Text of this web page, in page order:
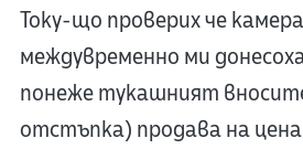
Току-що проверих че
междувременно ми
понеже тукашният
отстъпка) продава на цена